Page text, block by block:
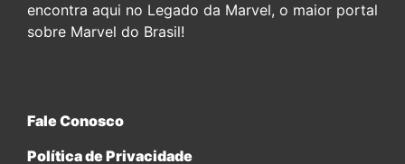
encontra aqui no Legado da Marvel, o maior portal
sobre Marvel do Brasil!
Fale Conosco
Política de Privacidade